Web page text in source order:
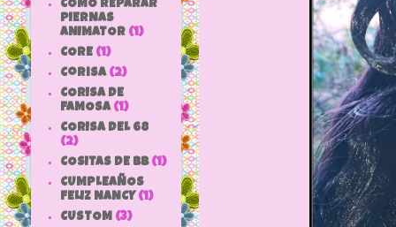
COMO REPARAR
PIERNAS
ANIMATOR (1)
CORE (1)
Corisa (2)
CORISA DE
FAMOSA (1)
CORISA DEL 68
(2)
COSITAS DE bb (1)
CUMPLEAÑOS
FELIZ NANCY (1)
CUSTOM (3)